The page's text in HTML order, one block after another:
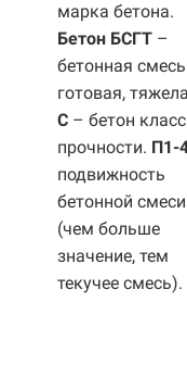
марка бетона.
Бетон БСГТ –
бетонная смесь
готовая,
С – бетон
прочности. П1-
подвижность
бетонной смеси
(чем больше
значение, тем
текучее смесь).